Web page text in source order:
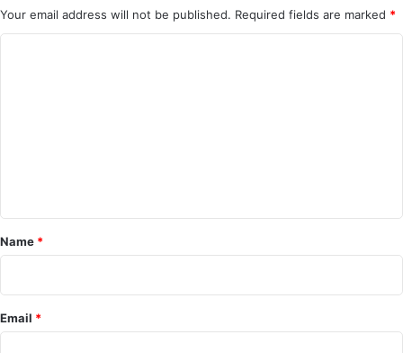
Your email address will not be published. Required fields are marked *
*
Name *
Email *